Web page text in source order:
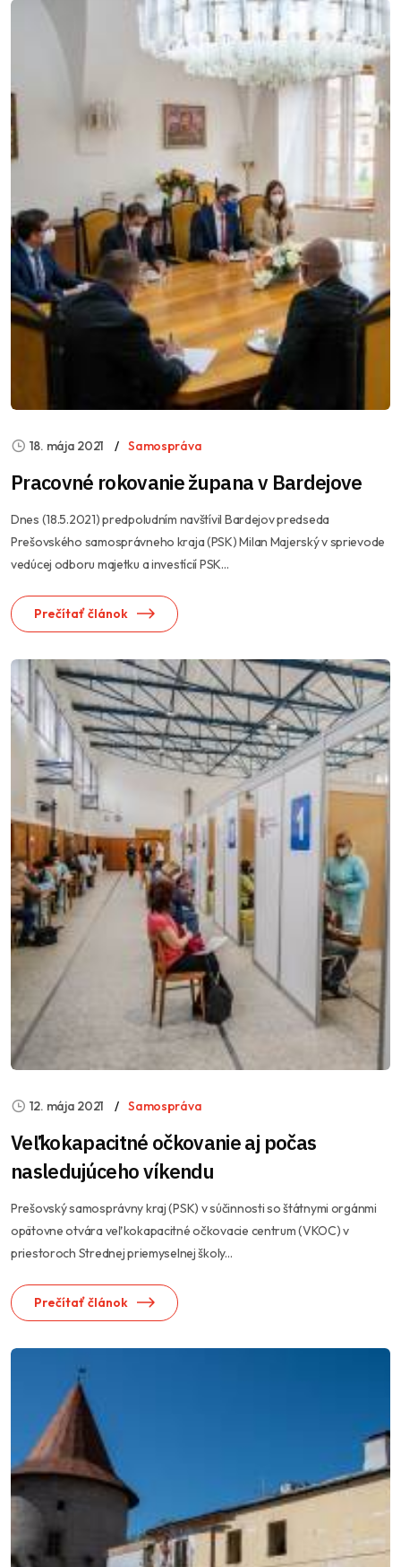
18. mája 2021 Samospráva
Pracovné rokovanie župana v Bardejove
Dnes (18.5.2021) predpoludním navštívil Bardejov predseda
Prešovského samosprávneho kraja (PSK) Milan Majerský v sprievode
vedúcej odboru majetku a investícií PSK...
Prečítať článok
12. mája 2021 Samospráva
Veľkokapacitné očkovanie aj počas
nasledujúceho víkendu
Prešovský samosprávny kraj (PSK) v súčinnosti so štátnymi orgánmi
opätovne otvára veľkokapacitné očkovacie centrum (VKOC) v
priestoroch Strednej priemyselnej školy...
Prečítať článok